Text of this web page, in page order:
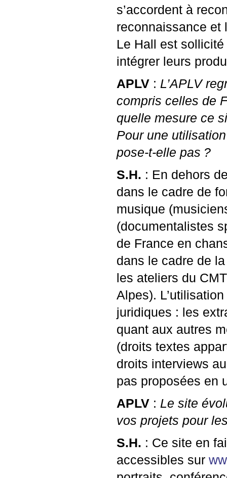
s’accordent à
reconnaissance et
Le Hall est
intégrer leurs
APLV : L’APLV
compris celles de
quelle mesure ce
Pour une
pose-t-elle pas ?
S.H. : En dehors
dans le cadre de
musique
(documentalistes
de France en
dans le cadre de
les ateliers du
Alpes).
juridiques : les
quant aux autres
(droits textes
droits interviews
pas proposées en
APLV : Le site
vos projets pour
S.H. : Ce site en
accessibles sur